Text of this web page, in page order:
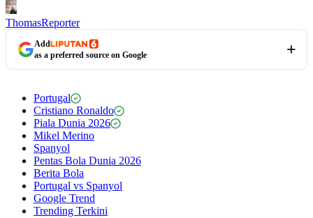
ThomasReporter
Add
as a preferred source on Google
Portugal
Cristiano Ronaldo
Piala Dunia 2026
Mikel Merino
Spanyol
Pentas Bola Dunia 2026
Berita Bola
Portugal vs Spanyol
Google Trend
Trending Terkini